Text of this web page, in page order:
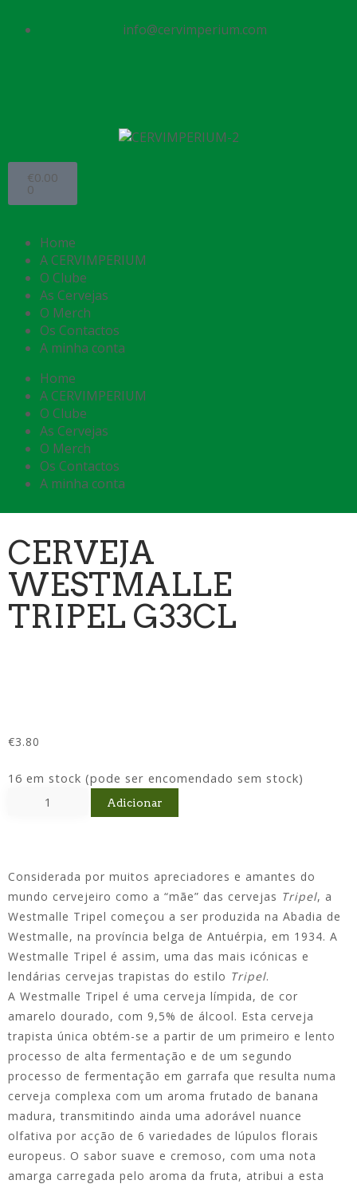
info@cervimperium.com
€0.00
0
Home
A CERVIMPERIUM
O Clube
As Cervejas
O Merch
Os Contactos
A minha conta
Home
A CERVIMPERIUM
O Clube
As Cervejas
O Merch
Os Contactos
A minha conta
CERVEJA
WESTMALLE
TRIPEL G33CL
€3.80
16 em stock (pode ser encomendado sem stock)
Adicionar
Considerada por muitos apreciadores e amantes do
mundo cervejeiro como a “mãe” das cervejas Tripel, a
Westmalle Tripel começou a ser produzida na Abadia de
Westmalle, na província belga de Antuérpia, em 1934. A
Westmalle Tripel é assim, uma das mais icónicas e
lendárias cervejas trapistas do estilo Tripel.
A Westmalle Tripel é uma cerveja límpida, de cor
amarelo dourado, com 9,5% de álcool. Esta cerveja
trapista única obtém-se a partir de um primeiro e lento
processo de alta fermentação e de um segundo
processo de fermentação em garrafa que resulta numa
cerveja complexa com um aroma frutado de banana
madura, transmitindo ainda uma adorável nuance
olfativa por acção de 6 variedades de lúpulos florais
europeus. O sabor suave e cremoso, com uma nota
amarga carregada pelo aroma da fruta, atribui a esta